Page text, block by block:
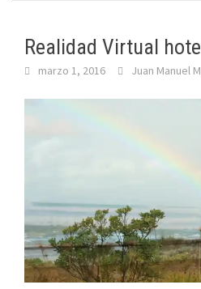
Realidad Virtual
marzo 1, 2016 Juan Manuel